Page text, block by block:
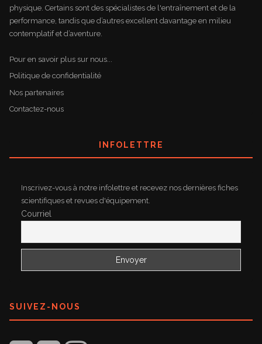
physique. Certains sont des spécialistes de l'entraînement et de la
performance, tandis que d’autres excellent davantage en milieu
contemplatif et d’aventure.
Pour en savoir plus sur nous...
Politique de confidentialité
Nos partenaires
Contactez-nous
INFOLETTRE
Inscrivez-vous à notre infolettre et recevez nos dernières fiches
scientifiques et revues d'équipement.
Courriel
SUIVEZ-NOUS